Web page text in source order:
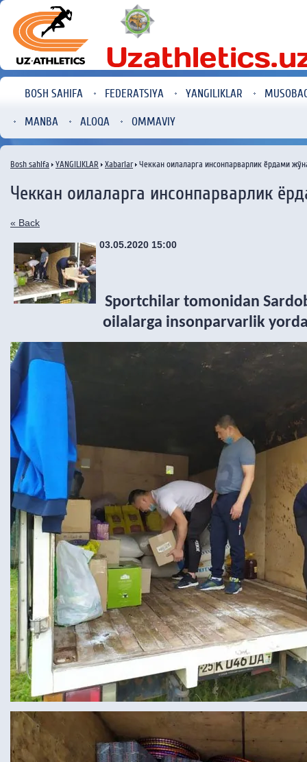
BOSH SAHIFA FEDERATSIYA YANGILIKLAR
MANBA ALOQA OMMAVIY
Bosh sahifa YANGILIKLAR Xabarlar Чеккан оилаларга инсонпарварлик ёрдами
Чеккан оилаларга инсонпарварлик
« Back
03.05.2020 15:00
Sportchilar tomonidan
oilalarga insonparvarlik